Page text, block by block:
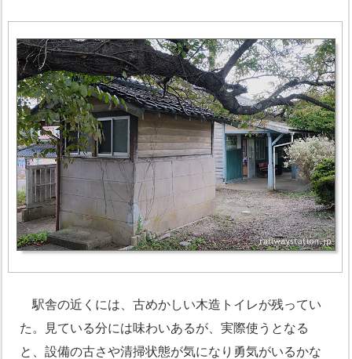
駅舎の近くには、古めかしい木造トイレが残ってい
た。見ている分には味わいあるが、実際使うとなる
と、設備の古さや清掃状態が気になり勇気がいるかな